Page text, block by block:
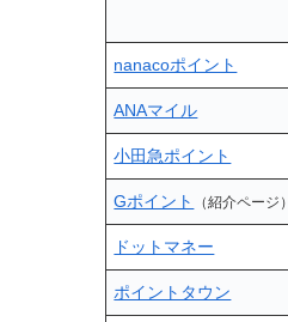
nanacoポイント
ANAマイル
小田急ポイント
Gポイント （紹介ページ）
ドットマネー
ポイントタウン